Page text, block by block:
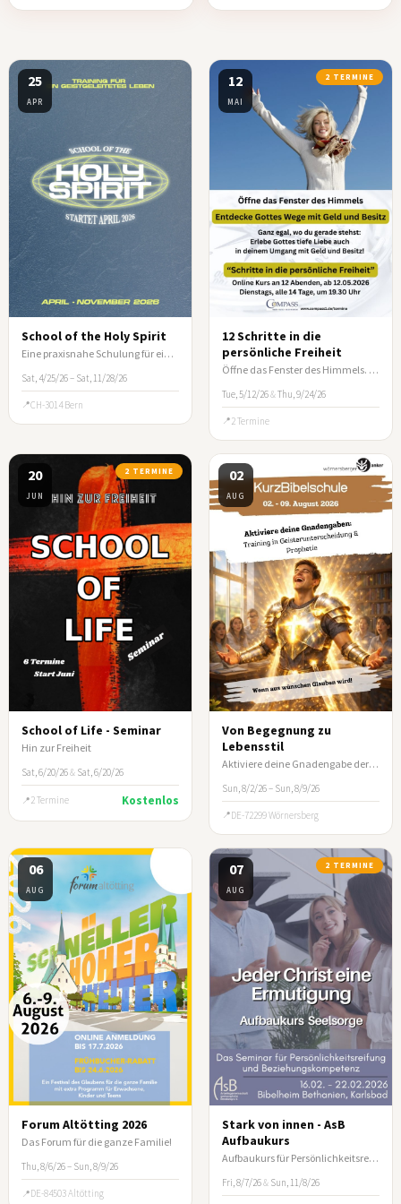
25
APR
School of the Holy Spirit
Eine praxisnahe Schulung für ein vom Heiligen Geist geleitetes Leben
Sat, 4/25/26 – Sat, 11/28/26
CH-3014 Bern
12
MAI
2 TERMINE
12 Schritte in die
persönliche Freiheit
Öffne das Fenster des Himmels. Entdecke Gottes Wege mit Geld und Besitz!
Tue, 5/12/26&Thu, 9/24/26
2 Termine
20
JUN
2 TERMINE
School of Life - Seminar
Hin zur Freiheit
Sat, 6/20/26& Sat, 6/20/26
2 Termine Kostenlos
02
AUG
Von Begegnung zu
Lebensstil
Aktiviere deine Gnadengabe der Prophetie und der Geisterunterscheidung
Sun, 8/2/26 – Sun, 8/9/26
DE-72299 Wörnersberg
06
AUG
Forum Altötting 2026
Das Forum für die ganze Familie!
Thu, 8/6/26 – Sun, 8/9/26
DE-84503 Altötting
07
AUG
2 TERMINE
Stark von innen - AsB
Aufbaukurs
Aufbaukurs für Persönlichkeitsreifung und Beziehungskompetenz
Fri, 8/7/26& Sun, 11/8/26